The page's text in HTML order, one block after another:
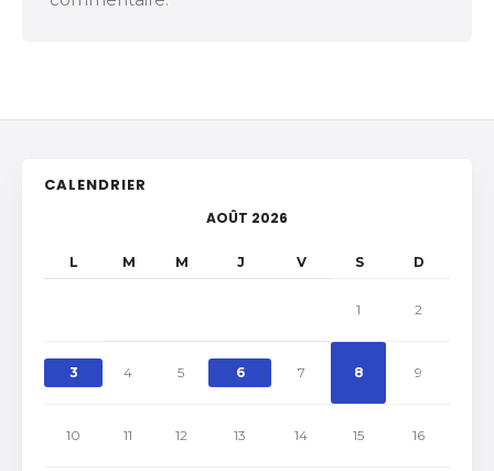
CALENDRIER
AOÛT 2026
L M M J V S D
1 2
3 4 5 6 7 8 9
10 11 12 13 14 15 16